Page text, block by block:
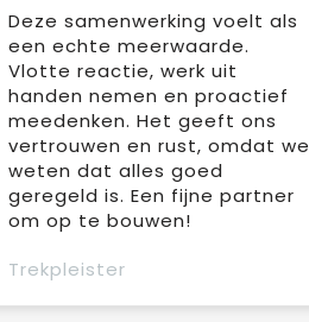
Deze samenwerking voelt als
een echte meerwaarde.
Vlotte reactie, werk uit
handen nemen en proactief
meedenken. Het geeft ons
vertrouwen en rust, omdat we
weten dat alles goed
geregeld is. Een fijne partner
om op te bouwen!
Trekpleister